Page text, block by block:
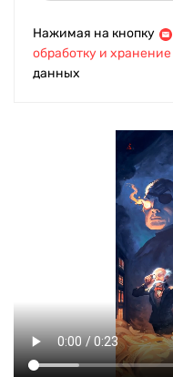
Нажимая на кнопку
обработку и хранение
данных